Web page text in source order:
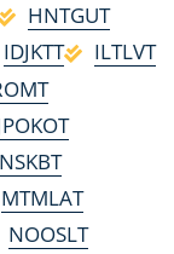
HNTGUT
IDJKTT
ILTLVT
MTMLAT
NOOSLT